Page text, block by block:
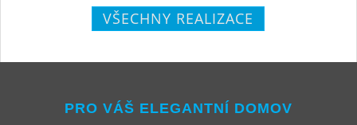
VŠECHNY REALIZACE
PRO VÁŠ ELEGANTNÍ DOMOV